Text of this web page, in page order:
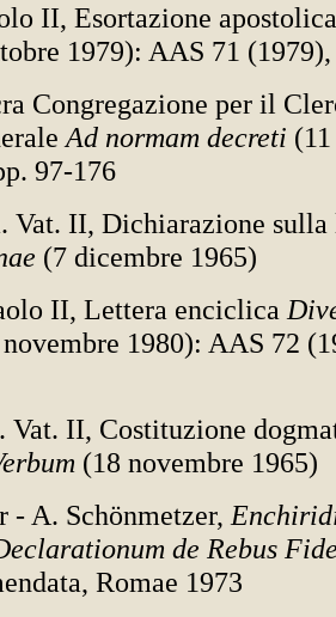
II, Esortazione
1979): AAS 71
Congregazione per il
Ad normam decreti
97-176
Vat. II, Dichiarazione
(7 dicembre 1965)
II, Lettera enciclica
1980): AAS 72
Vat. II, Costituzione
(18 novembre 1965)
- A. Schönmetzer,
de Rebus
Romae 1973